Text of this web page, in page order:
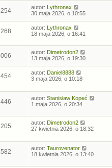
autor: Lythronax
30 maja 2026, o 10:55
autor: Lythronax
18 maja 2026, o 16:41
autor: Dimetrodon2
13 maja 2026, o 19:30
autor: Daniel8888
3 maja 2026, o 10:18
autor: Stanisław Kopeć
1 maja 2026, o 20:34
autor: Dimetrodon2
27 kwietnia 2026, o 18:32
autor: Taurovenator
18 kwietnia 2026, o 13:40